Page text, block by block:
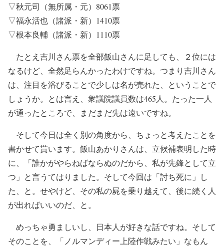
▽秋元司（無所属・元）8061票
▽福永活也（諸派・新）1410票
▽根本良輔（諸派・新）1110票
たとえ吉川さん票を全部飯山さんに足しても、２位には
なるけど、全然足らんかったわけですね。つまり吉川さん
は、注目を浴びることで少しは名が売れた、ということで
しょうか。とは言え、衆議院議員数は465人。たった一人
が通ったところで、まだまだ先は遠いですね。
そして今日は全く別の角度から、ちょっと考えたことを
書かせて貰います。飯山あかりさんは、立候補表明した時
に、「誰かがやらねばならぬのだから、私が先鋒として立
つ」と言うてはりました。そして今回は「討ち死に」し
た、と。せやけど、その私の屍を乗り越えて、後に続く人
が出ればいいのだ、と。
めっちゃ勇ましいし、日本人が好きな話ですね。そして
そのことを、「ノルマンディー上陸作戦みたい」なもん